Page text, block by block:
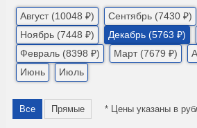
Август (10048 ₽) Сентябрь (7430 ₽)
Ноябрь (7448 ₽)
Декабрь (5763 ₽)
Февраль (8398 ₽)
Март (7679 ₽)
Июнь
Июль
Все Прямые * Цены указаны в